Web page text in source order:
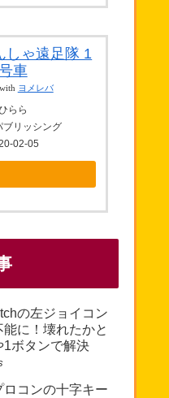
しゃ遠足隊 1
車
ヨメレバ
らら
ブリッシング
02-05
の左ジョイコン
能に！壊れたかと
1ボタンで解決
ロコンの十字キー